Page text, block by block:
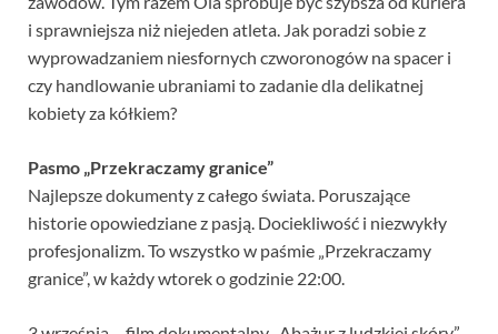
i sprawniejsza niż niejeden atleta. Jak poradzi sobie z
wyprowadzaniem niesfornych czworonogów na spacer i
czy handlowanie ubraniami to zadanie dla delikatnej
kobiety za kółkiem?
Pasmo „Przekraczamy granice”
Najlepsze dokumenty z całego świata. Poruszające
historie opowiedziane z pasją. Dociekliwość i niezwykły
profesjonalizm. To wszystko w paśmie „Przekraczamy
granice”, w każdy wtorek o godzinie 22:00.